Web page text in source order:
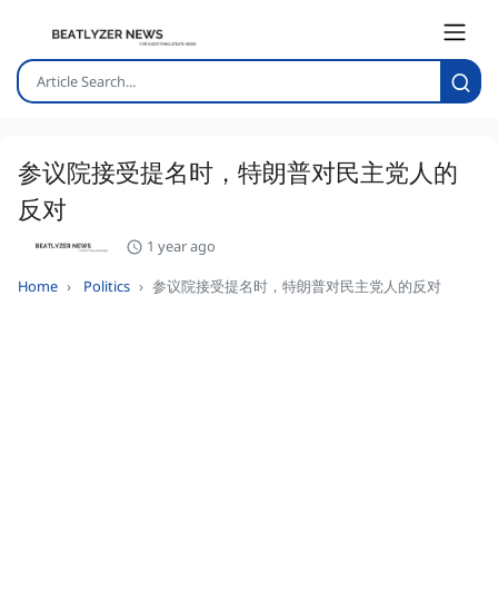
参议院接受提名时，特朗普对民主党人的
反对
1 year ago
Home Politics 参议院接受提名时，特朗普对民主党人的反对